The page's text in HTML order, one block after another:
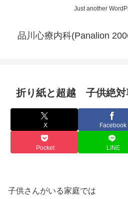
Just another
品川心療内科(Panalion
折り紙と超越 子供絶対
X Facebook
Pocket LINE
子供さんがいる家庭では